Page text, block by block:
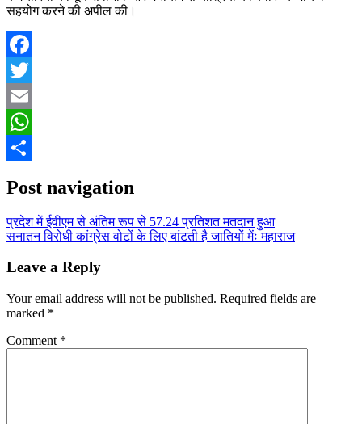
सहयोग करने की अपील की।
Facebook
Twitter
Email
WhatsApp
Post navigation
प्रदेश में ईवीएम से अंतिम रूप से 57.24 प्रतिशत मतदान हुआ
सनातन विरोधी कांग्रेस वोटों के लिए बांटती है जातियों मेंः महाराज
Leave a Reply
Your email address will not be published. Required fields are
marked *
Comment *